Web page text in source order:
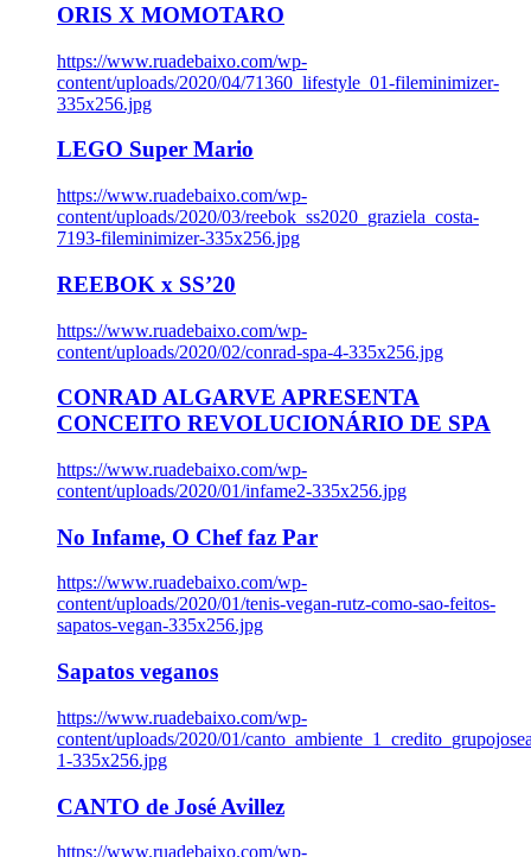
ORIS X MOMOTARO
https://www.ruadebaixo.com/wp-
content/uploads/2020/04/71360_lifestyle_01-fileminimizer-
335x256.jpg
LEGO Super Mario
https://www.ruadebaixo.com/wp-
content/uploads/2020/03/reebok_ss2020_graziela_costa-
7193-fileminimizer-335x256.jpg
REEBOK x SS’20
https://www.ruadebaixo.com/wp-
content/uploads/2020/02/conrad-spa-4-335x256.jpg
CONRAD ALGARVE APRESENTA
CONCEITO REVOLUCIONÁRIO DE SPA
https://www.ruadebaixo.com/wp-
content/uploads/2020/01/infame2-335x256.jpg
No Infame, O Chef faz Par
https://www.ruadebaixo.com/wp-
content/uploads/2020/01/tenis-vegan-rutz-como-sao-feitos-
sapatos-vegan-335x256.jpg
Sapatos veganos
https://www.ruadebaixo.com/wp-
content/uploads/2020/01/
1-335x256.jpg
CANTO de José Avillez
https://www.ruadebaixo.com/wp-